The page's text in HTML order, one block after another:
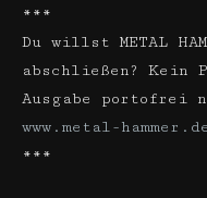
***
Du willst METAL
abschließen? Kein
Ausgabe portofrei
www.metal-
***